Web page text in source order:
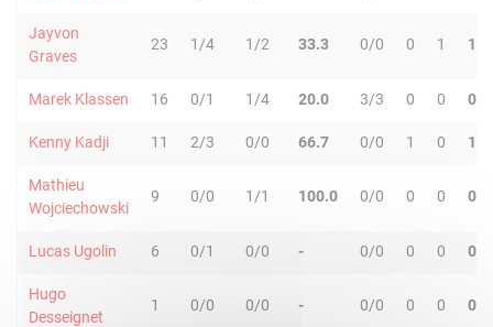
Jayvon
Graves
23 1/4 1/2 33.3 0/0 0 1 1
Marek Klassen 16 0/1 1/4 20.0 3/3 0 0 0
Kenny Kadji 11 2/3 0/0 66.7 0/0 1 0 1
Mathieu
Wojciechowski
9 0/0 1/1 100.0 0/0 0 0 0
Lucas Ugolin 6 0/1 0/0 - 0/0 0 0 0
Hugo
Desseignet
1 0/0 0/0 - 0/0 0 0 0